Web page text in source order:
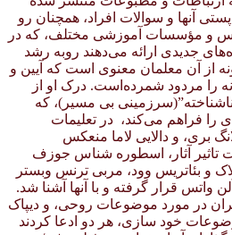
آنها و سوالات افراد، همچنان رو
و مؤسسات آموزشی مختلف، که در
جدیدی ارائه می‌دهند روبه رشد
از آن معلمان معنوی است که آیین و
را مردود شمرده‌است. درک او از
بی مسیر)، که
را فراهم می‌کند، در تعلیمات
بری، و دالایی لاما منعکس
آثار، اسطوره شناس جوزف
و بئاتریس وود، مربی ترنس وبستر
واتس قرار گرفته و با آنها آشنا شد.
در مورد موضوعات روحی، و دیپاک
خود سازی، هر دو ادعا کردند